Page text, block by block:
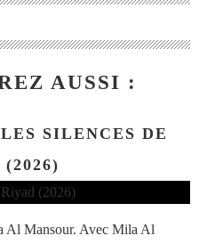
AUSSI :
SILENCES DE
Al Mansour. Avec Mila Al